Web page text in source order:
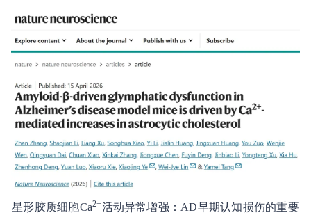
星形胶质细胞Ca2+活动异常增强：AD早期认知损伤的重要